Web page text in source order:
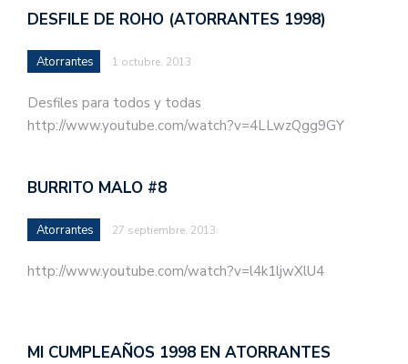
DESFILE DE ROHO (ATORRANTES 1998)
Atorrantes 1 octubre, 2013
Desfiles para todos y todas
http://www.youtube.com/watch?v=4LLwzQgg9GY
BURRITO MALO #8
Atorrantes 27 septiembre, 2013
http://www.youtube.com/watch?v=l4k1ljwXlU4
MI CUMPLEAÑOS 1998 EN ATORRANTES